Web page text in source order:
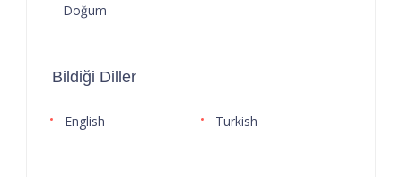
Doğum
Bildiği Diller
English Turkish